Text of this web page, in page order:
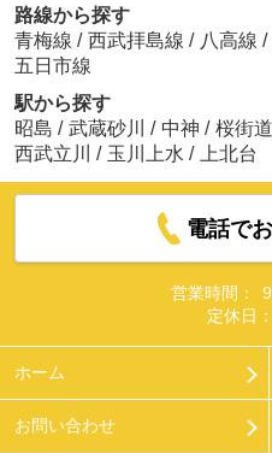
路線から探す
青梅線 / 西武拝島線 / 八高線 /
五日市線
駅から探す
昭島 / 武蔵砂川 / 中神 / 桜街道
西武立川
/ 玉川上水 / 上北台
電話で
営業時間：
定休日：
ホーム
お問い合わせ